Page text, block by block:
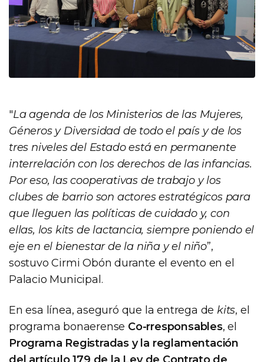
"La agenda de los Ministerios de las Mujeres,
Géneros y Diversidad de todo el país y de los
tres niveles del Estado está en permanente
interrelación con los derechos de las infancias.
Por eso, las cooperativas de trabajo y los
clubes de barrio son actores estratégicos para
que lleguen las políticas de cuidado y, con
ellas, los kits de lactancia, siempre poniendo el
eje en el bienestar de la niña y el niño”,
sostuvo Cirmi Obón durante el evento en el
Palacio Municipal.
En esa línea, aseguró que la entrega de kits, el
programa bonaerense Co-rresponsables, el
Programa Registradas y la reglamentación